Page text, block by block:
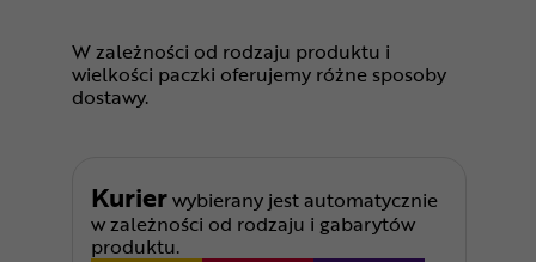
W zależności od rodzaju produktu i
wielkości paczki oferujemy różne sposoby
dostawy.
Kurierwybierany jest automatycznie
w zależności od rodzaju i gabarytów
produktu.